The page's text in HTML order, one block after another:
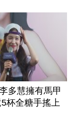
多慧擁有馬甲
杯全糖手搖上